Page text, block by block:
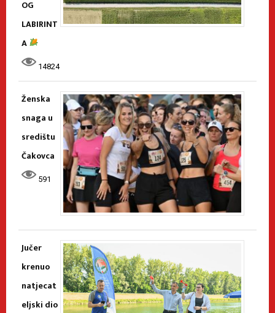
OG
LABIRINT
A
14824
Ženska
snaga u
središtu
Čakovca
591
Jučer
krenuo
natjecat
eljski dio